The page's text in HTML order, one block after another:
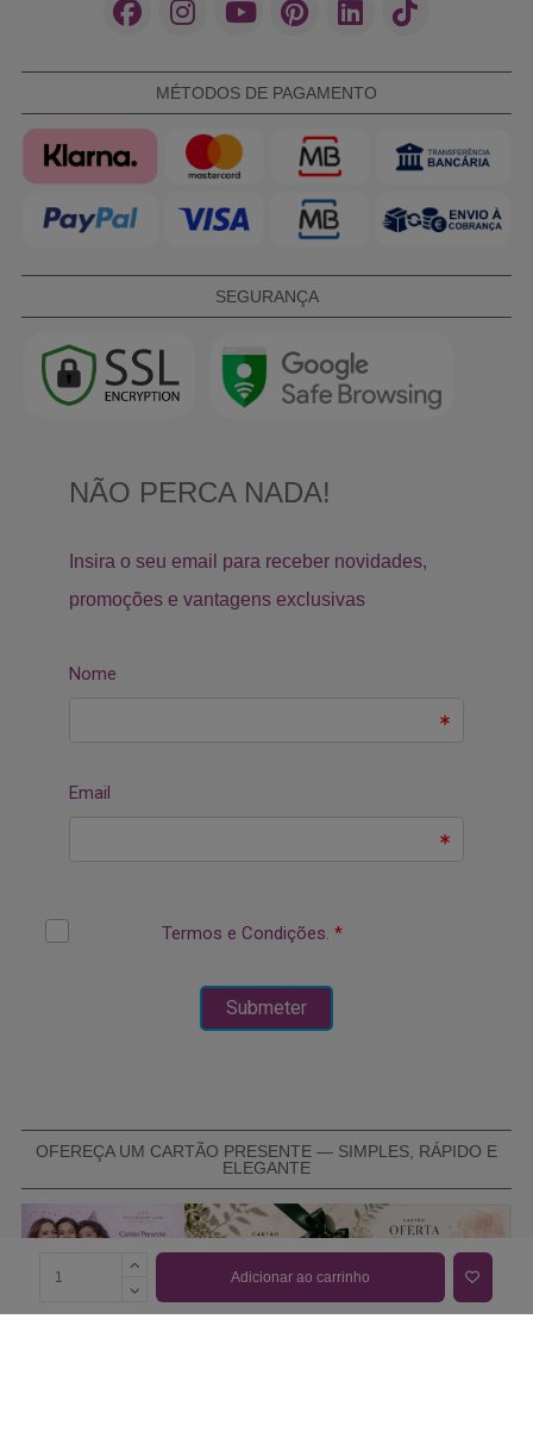
Adicionar ao carrinho
MÉTODOS DE PAGAMENTO
SEGURANÇA
OFEREÇA UM CARTÃO PRESENTE — SIMPLES, RÁPIDO E
ELEGANTE